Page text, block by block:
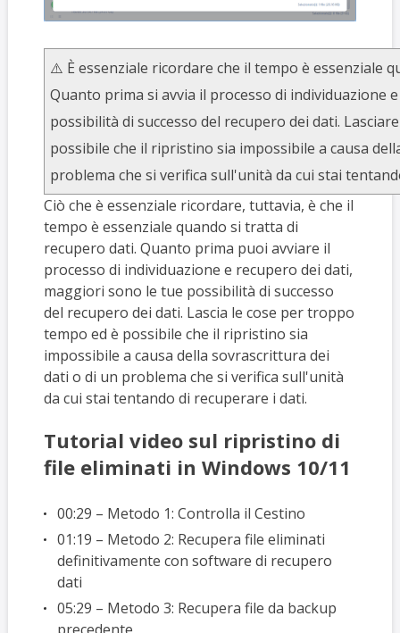
⚠️ È essenziale ricordare che il tempo è essenziale
Quanto prima si avvia il processo di individuazione
possibilità di successo del recupero dei dati.
possibile che il ripristino sia impossibile a causa
problema che si verifica sull'unità da cui stai
Ciò che è essenziale ricordare, tuttavia, è che il
tempo è essenziale quando si tratta di
recupero dati. Quanto prima puoi avviare il
processo di individuazione e recupero dei dati,
maggiori sono le tue possibilità di successo
del recupero dei dati. Lascia le cose per troppo
tempo ed è possibile che il ripristino sia
impossibile a causa della sovrascrittura dei
dati o di un problema che si verifica sull'unità
da cui stai tentando di recuperare i dati.
Tutorial video sul ripristino di
file eliminati in Windows 10/11
00:29 – Metodo 1: Controlla il Cestino
01:19 – Metodo 2: Recupera file eliminati
definitivamente con software di recupero
dati
05:29 – Metodo 3: Recupera file da backup